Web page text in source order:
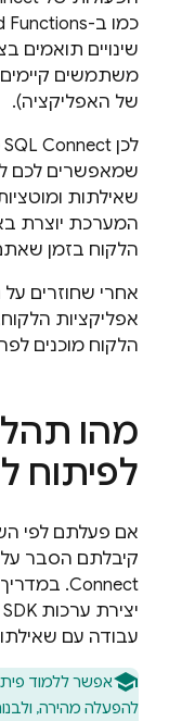
שינויים תואמים
משתמשים קיימים
של האפליקציה).
לכן SQL Connect
שמאפשרים לכם
שאילתות
הלקוח בזמן
אחרי שחוזרים
אפליקציות
הלקוח מוכנים
מהו
לפיתוח
אם פעלתם לפי
קיבלתם הסבר על
Connect
.
עבודה עם
אפשר ללמוד
להפעלה מהירה,